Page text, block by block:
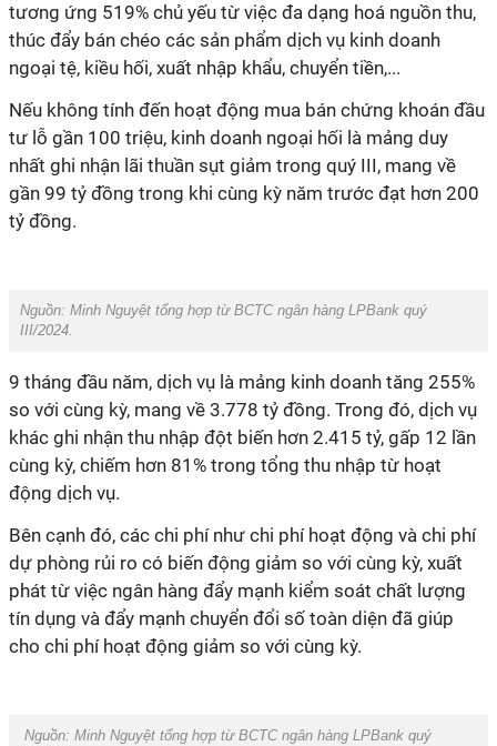
tương ứng 519% chủ yếu từ việc đa dạng hoá nguồn thu,
thúc đẩy bán chéo các sản phẩm dịch vụ kinh doanh
ngoại tệ, kiều hối, xuất nhập khẩu, chuyển tiền,...
Nếu không tính đến hoạt động mua bán chứng khoán đầu
tư lỗ gần 100 triệu, kinh doanh ngoại hối là mảng duy
nhất ghi nhận lãi thuần sụt giảm trong quý III, mang về
gần 99 tỷ đồng trong khi cùng kỳ năm trước đạt hơn 200
tỷ đồng.
Nguồn: Minh Nguyệt tổng hợp từ BCTC ngân hàng LPBank quý
III/2024.
9 tháng đầu năm, dịch vụ là mảng kinh doanh tăng 255%
so với cùng kỳ, mang về 3.778 tỷ đồng. Trong đó, dịch vụ
khác ghi nhận thu nhập đột biến hơn 2.415 tỷ, gấp 12 lần
cùng kỳ, chiếm hơn 81% trong tổng thu nhập từ hoạt
động dịch vụ.
Bên cạnh đó, các chi phí như chi phí hoạt động và chi phí
dự phòng rủi ro có biến động giảm so với cùng kỳ, xuất
phát từ việc ngân hàng đẩy mạnh kiểm soát chất lượng
tín dụng và đẩy mạnh chuyển đổi số toàn diện đã giúp
cho chi phí hoạt động giảm so với cùng kỳ.
Nguồn: Minh Nguyệt tổng hợp từ BCTC ngân hàng LPBank quý